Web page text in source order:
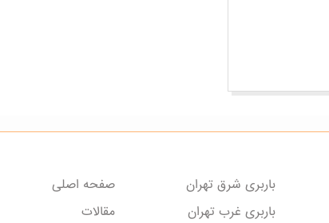
باربری شرق تهران
باربری غرب تهران
صفحه اصلی
مقالات